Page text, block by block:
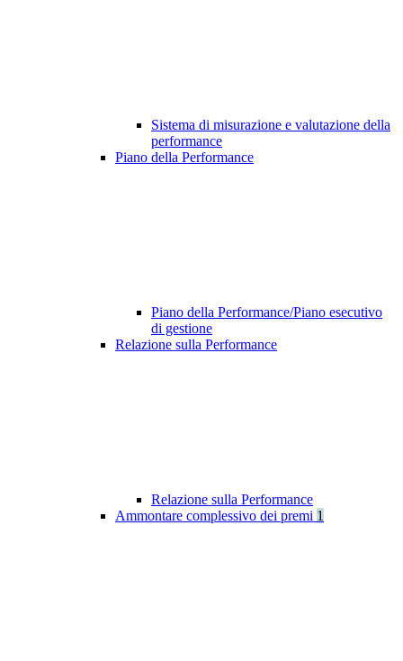
Sistema di misurazione e valutazione della
performance
Piano della Performance
Piano della Performance/Piano esecutivo
di gestione
Relazione sulla Performance
Relazione sulla Performance
Ammontare complessivo dei premi 1